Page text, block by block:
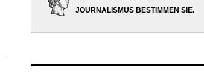
JOURNALISMUS BESTIMMEN SIE.